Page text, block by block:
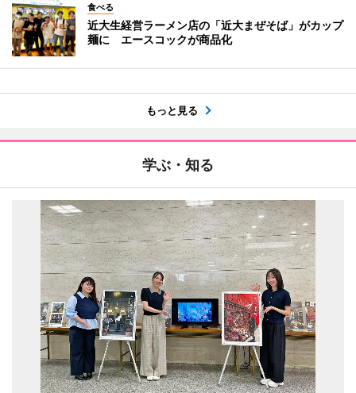
食べる
近大生経営ラーメン店の「近大まぜそば」がカップ
麺に エースコックが商品化
もっと見る
学ぶ・知る